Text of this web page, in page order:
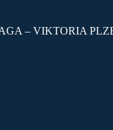
– VIKTORIA